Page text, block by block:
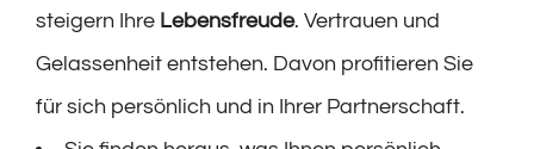
steigern Ihre Lebensfreude. Vertrauen und
Gelassenheit entstehen. Davon profitieren Sie
für sich persönlich und in Ihrer Partnerschaft.